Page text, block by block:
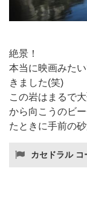
絶景！
本当に映画みた
きました(笑)
この岩はまるで
から向こうのビ
たときに手前の
カセドラル コ